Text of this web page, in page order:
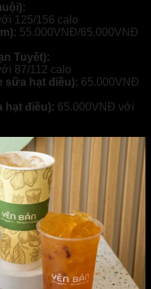
125/156 calo
55.000VNĐ/65.000VNĐ
Tuyết):
87/112 calo
sữa hạt điều): 65.000VNĐ
hạt điều): 65.000VNĐ với